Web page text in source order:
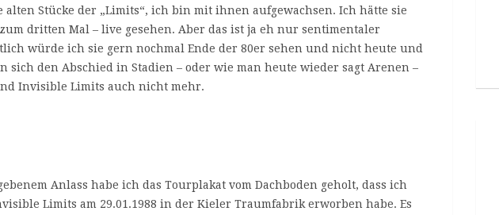
alten Stücke der „Limits“, ich bin mit ihnen aufgewachsen. Ich hätte sie
dritten Mal – live gesehen. Aber das ist ja eh nur sentimentaler
würde ich sie gern nochmal Ende der 80er sehen und nicht heute und
sich den Abschied in Stadien – oder wie man heute wieder sagt Arenen –
Invisible Limits auch nicht mehr.
Anlass habe ich das Tourplakat vom Dachboden geholt, dass ich
Limits am 29.01.1988 in der Kieler Traumfabrik erworben habe. Es